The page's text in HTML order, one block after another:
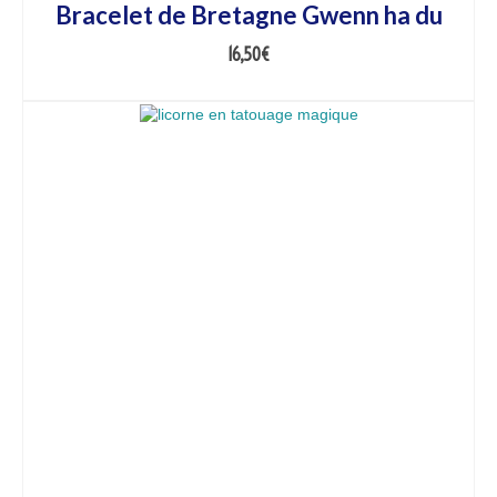
Bracelet de Bretagne Gwenn ha du
16,50€